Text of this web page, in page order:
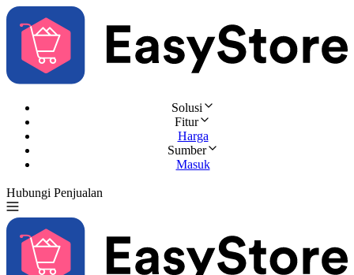
Solusi
Fitur
Harga
Sumber
Masuk
Hubungi Penjualan